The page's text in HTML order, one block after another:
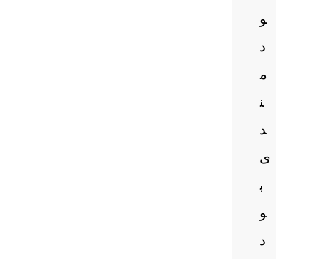
و
د
م
ن
د
ی
ب
و
د